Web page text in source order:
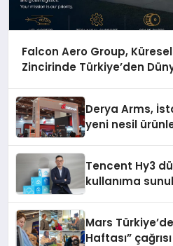
Falcon Aero Group,
Zincirinde Türkiye’den
Derya Arms,
yeni nesil
Tencent Hy3
kullanıma
Mars
Haftası” çağrısı